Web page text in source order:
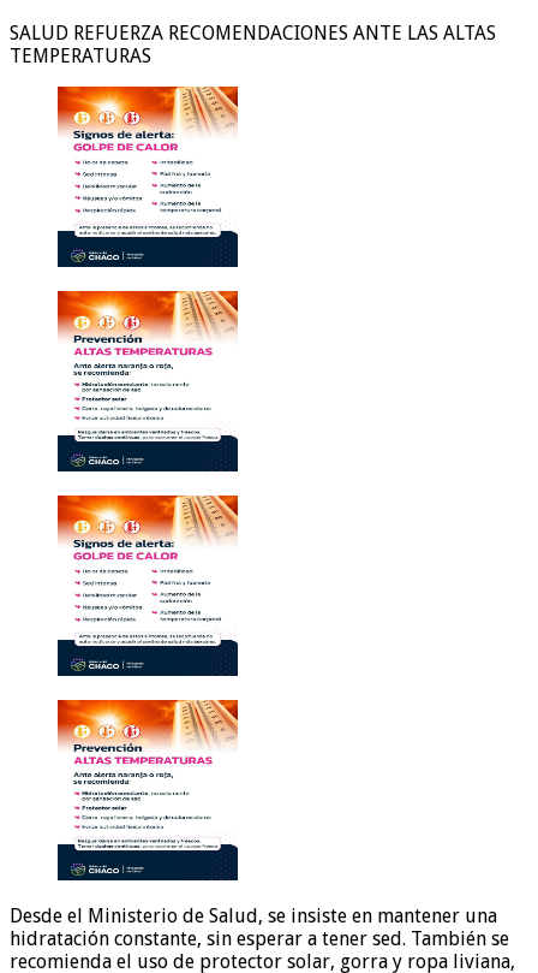
SALUD REFUERZA RECOMENDACIONES ANTE LAS ALTAS
TEMPERATURAS
Desde el Ministerio de Salud, se insiste en mantener una
hidratación constante, sin esperar a tener sed. También se
recomienda el uso de protector solar, gorra y ropa liviana,